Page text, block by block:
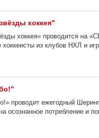
хоккея"
хоккея» проводится на
хоккеисты из клубов НХЛ и
проводит ежегодный
осознанное потребление и